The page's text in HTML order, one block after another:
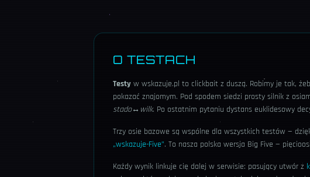
O TESTACH
Testy w wskazuje.pl to clickbait z duszą. Robimy je tak,
pokazać znajomym. Pod spodem siedzi prosty silnik z
stado↔wilk. Po ostatnim pytaniu dystans euklidesowy
Trzy osie bazowe są wspólne dla wszystkich testów —
„wskazuje-Five”. To nasza polska wersja Big Five —
Każdy wynik linkuje cię dalej w serwisie: pasujący utwór z